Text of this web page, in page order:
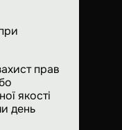
прав
якості
день